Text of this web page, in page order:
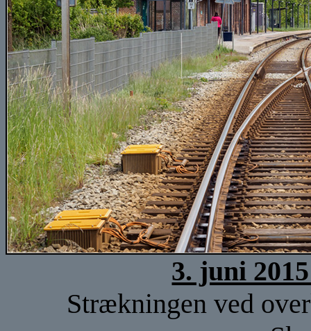
3. juni
Strækningen ved